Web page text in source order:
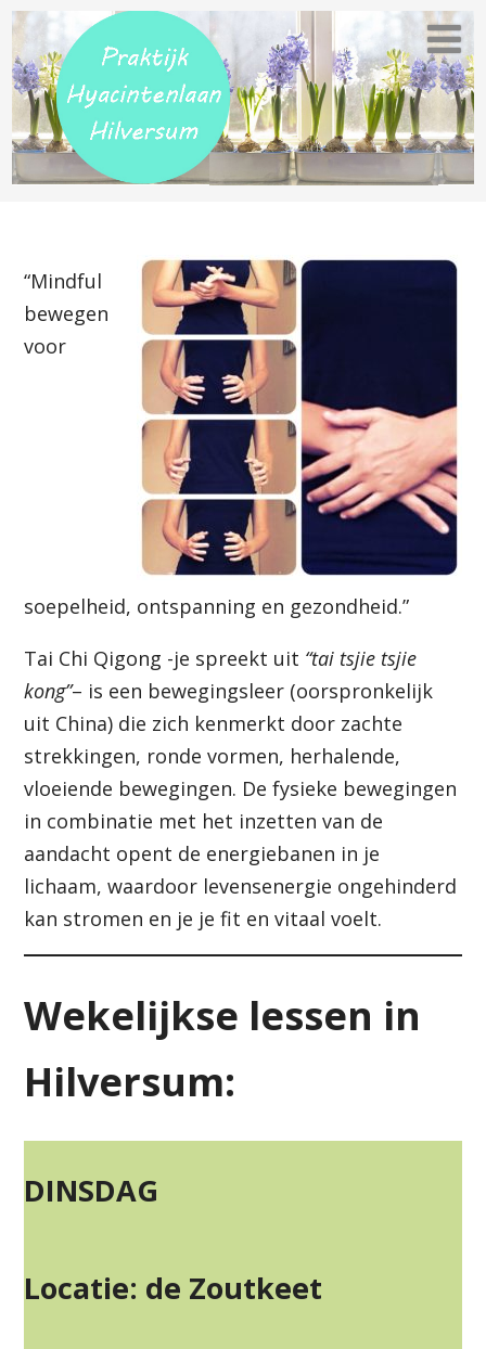
“Mindful
bewegen
voor
soepelheid, ontspanning en gezondheid.”
Tai Chi Qigong -je spreekt uit “tai tsjie tsjie
kong”– is een bewegingsleer (oorspronkelijk
uit China) die zich kenmerkt door zachte
strekkingen, ronde vormen, herhalende,
vloeiende bewegingen. De fysieke bewegingen
in combinatie met het inzetten van de
aandacht opent de energiebanen in je
lichaam, waardoor levensenergie ongehinderd
kan stromen en je je fit en vitaal voelt.
Wekelijkse lessen in
Hilversum:
DINSDAG
Locatie: de Zoutkeet